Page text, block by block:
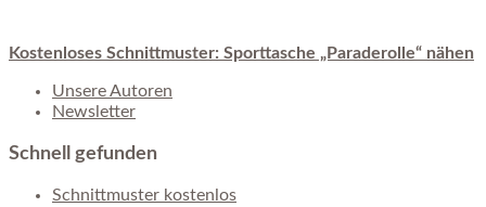
Kostenloses Schnittmuster: Sporttasche „Paraderolle“ nähen
Unsere Autoren
Newsletter
Schnell gefunden
Schnittmuster kostenlos